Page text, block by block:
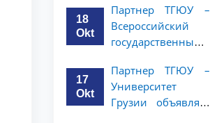
программе
академической
мобильности для
курсов
18
Okt
Партнер ТГЮУ –
Всероссийский
государственный
юстиции
объявляет
программу
17
Okt
Партнер ТГЮУ –
Университет
Грузии объявляет